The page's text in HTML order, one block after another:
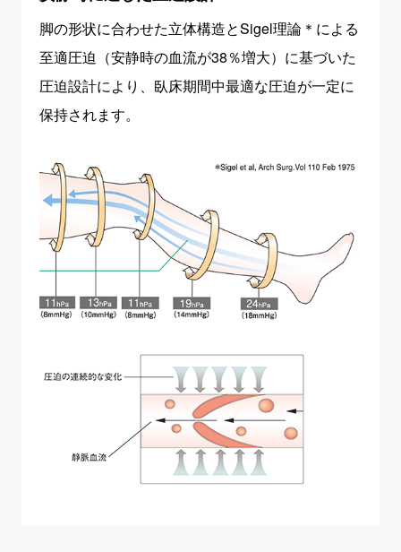
脚の形状に合わせた立体構造とSigel理論＊による
至適圧迫（安静時の血流が38％増大）に基づいた
圧迫設計により、臥床期間中最適な圧迫が一定に
保持されます。